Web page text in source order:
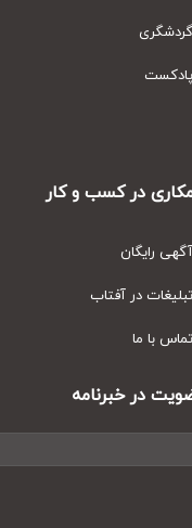
در کسب و کار
رایگان
در آفتاب
با ما
در خبرنامه